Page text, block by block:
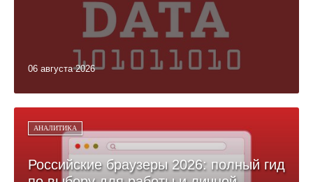
06 августа 2026
АНАЛИТИКА
Российские браузеры 2026: полный гид